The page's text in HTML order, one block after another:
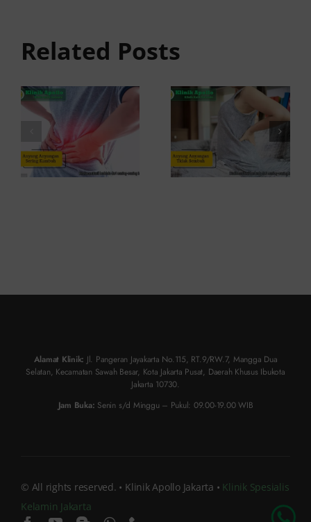
Related Posts
Sering
Kambuh
dan Cara
Atasinya
Penyebab
dan
Solusinya
Alamat Klinik: Jl. Pangeran Jayakarta No.115, RT.9/RW.7, Mangga Dua
Selatan, Kecamatan Sawah Besar, Kota Jakarta Pusat, Daerah Khusus Ibukota
Jakarta 10730.
Jam Buka: Senin s/d Minggu – Pukul: 09.00-19.00 WIB
© All rights reserved. • Klinik Apollo Jakarta • Klinik Spesialis
Kelamin Jakarta
Chat Dokter